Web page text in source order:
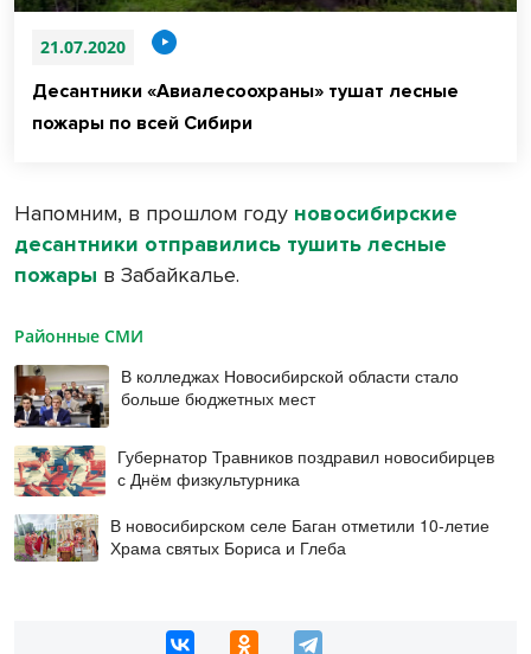
21.07.2020
Десантники «Авиалесоохраны» тушат лесные
пожары по всей Сибири
Напомним, в прошлом году новосибирские
десантники отправились тушить лесные
пожары в Забайкалье.
Районные СМИ
В колледжах Новосибирской области стало
больше бюджетных мест
Губернатор Травников поздравил новосибирцев
с Днём физкультурника
В новосибирском селе Баган отметили 10-летие
Храма святых Бориса и Глеба